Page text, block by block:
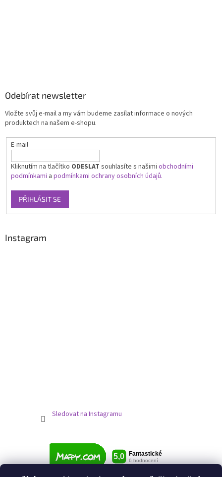
Odebírat newsletter
Vložte svůj e-mail a my vám budeme zasílat informace o nových
produktech na našem e-shopu.
E-mail
Kliknutím na tlačítko ODESLAT souhlasíte s našimi obchodními
podmínkami a podmínkami ochrany osobních údajů.
PŘIHLÁSIT SE
Instagram
Sledovat na Instagramu